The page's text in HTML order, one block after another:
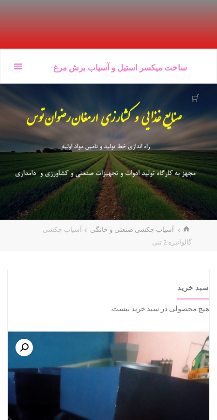
ساخت میکسر استیل و آسیاب برش مرغ
خانهآسیاب چکشی صنعتی و خانگی
آسیاب چکشی
گالوانیزه 2 تنی
سبد خرید
هیچ محصولی در سبد خرید نیست.